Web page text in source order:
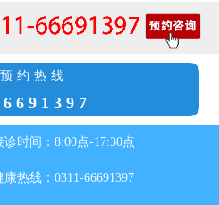
约热线
诊时间：8:00点-17:30点
康热线：0311-66691397